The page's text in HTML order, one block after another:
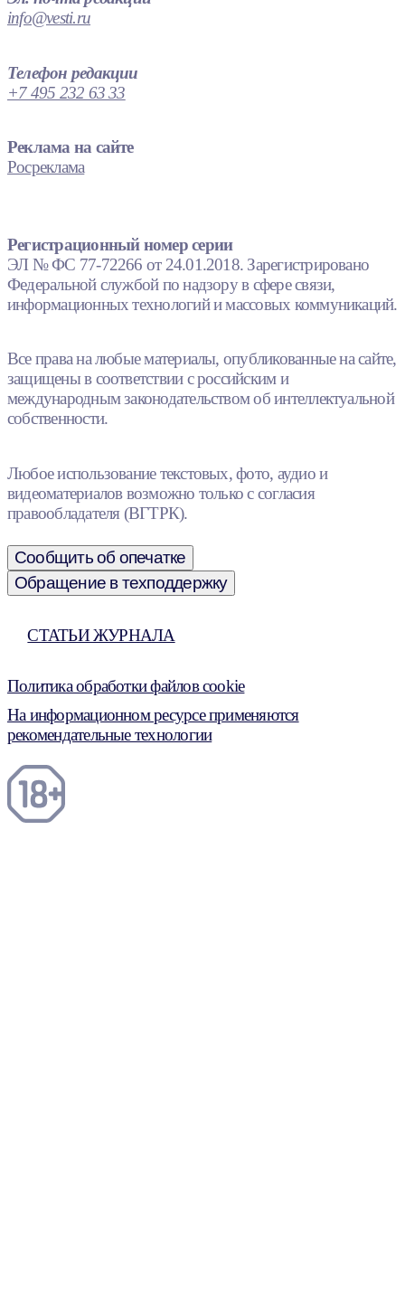
info@vesti.ru
Телефон редакции
+7 495 232 63 33
Реклама на сайте
Росреклама
Регистрационный номер серии
ЭЛ № ФС 77-72266 от 24.01.2018. Зарегистрировано
Федеральной службой по надзору в сфере связи,
информационных технологий и массовых коммуникаций.
Все права на любые материалы, опубликованные на сайте,
защищены в соответствии с российским и
международным законодательством об интеллектуальной
собственности.
Любое использование текстовых, фото, аудио и
видеоматериалов возможно только с согласия
правообладателя (ВГТРК).
Сообщить об опечатке
Обращение в техподдержку
СТАТЬИ ЖУРНАЛА
Политика обработки файлов cookie
На информационном ресурсе применяются
рекомендательные технологии